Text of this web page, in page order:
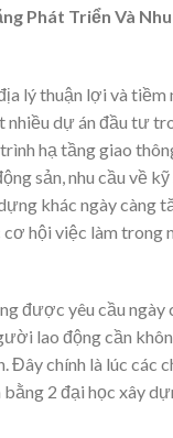
Phát Triển Và
lý thuận lợi và tiềm
nhiều dự án đầu tư
hạ tầng giao
sản, nhu cầu về
khác ngày càng
hội việc làm trong
được yêu cầu ngày
lao động cần
Đây chính là lúc các
2 đại học xây